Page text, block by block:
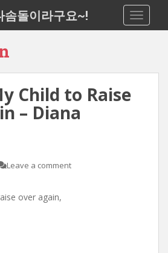
돌이라구요~!
Child to Raise
– Diana
Leave a comment
over again,